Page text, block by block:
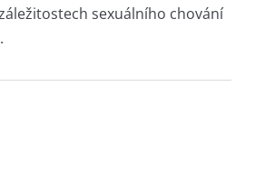
sexuálního chování